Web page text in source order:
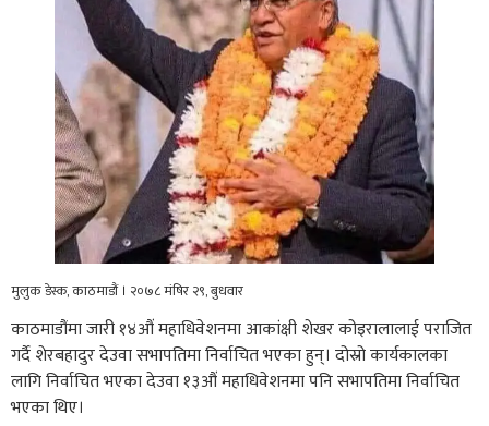
मुलुक डेस्क, काठमाडौं । २०७८ मंषिर २९, बुधवार
काठमाडौंमा जारी १४औं महाधिवेशनमा आकांक्षी शेखर कोइरालालाई पराजित
गर्दै शेरबहादुर देउवा सभापतिमा निर्वाचित भएका हुन्। दोस्रो कार्यकालका
लागि निर्वाचित भएका देउवा १३औं महाधिवेशनमा पनि सभापतिमा निर्वाचित
भएका थिए।